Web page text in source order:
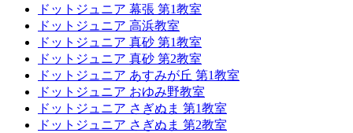
ドットジュニア 幕張 第1教室
ドットジュニア 高浜教室
ドットジュニア 真砂 第1教室
ドットジュニア 真砂 第2教室
ドットジュニア あすみが丘 第1教室
ドットジュニア おゆみ野教室
ドットジュニア さぎぬま 第1教室
ドットジュニア さぎぬま 第2教室